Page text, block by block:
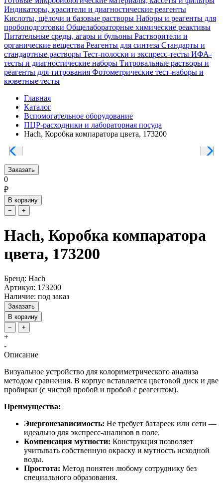
Индикаторы, красители и диагностические реагенты
Кислоты, щёлочи и базовые растворы Наборы и реагенты для
пробоподготовки Общелабораторные химические реактивы
Питательные среды, агары и бульоны Растворители и
органические вещества Реагенты для синтеза Стандарты и
стандартные растворы Тест-полоски и экспресс-тесты ИФА-
тесты и диагностические наборы Титровальные растворы и
реагенты для титрования Фотометрические тест-наборы и
кюветные тесты
Главная
Каталог
Вспомогательное оборудование
ПЦР-расходники и лабораторная посуда
Hach, Коробка компаратора цвета, 173200
Заказать
0
₽
В корзину
−
+
Hach, Коробка компаратора
цвета, 173200
Бренд: Hach
Артикул: 173200
Наличие: под заказ
Заказать
В корзину
−
+
+
-
Описание
Визуальное устройство для колориметрического анализа
методом сравнения. В корпус вставляется цветовой диск и две
пробирки (с чистой пробой и пробой с реагентом).
Преимущества:
Энергонезависимость: Не требует батареек или сети —
идеально для экспресс-анализов в поле.
Компенсация мутности: Конструкция позволяет
учитывать собственную окраску и мутность исходной
воды.
Простота: Метод понятен любому сотруднику без
специального образования.